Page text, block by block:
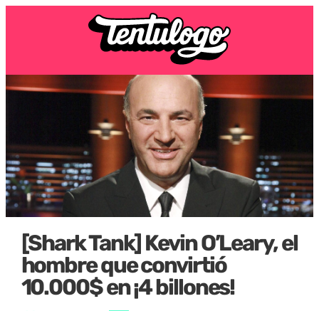
[Shark Tank] Kevin O’Leary, el
hombre que convirtió
10.000$ en ¡4 billones!